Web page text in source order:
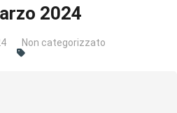
2024
Non categorizzato